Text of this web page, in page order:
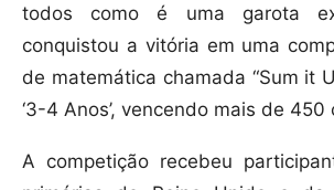
todos como é uma garota
conquistou a vitória em uma
de matemática chamada “Sum it
‘3-4 Anos’, vencendo mais de 450
A competição recebeu